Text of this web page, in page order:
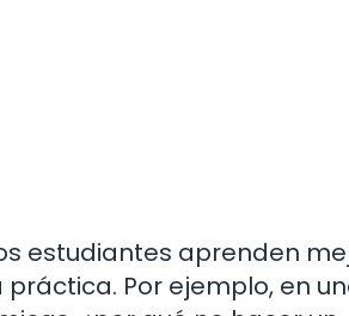
estudiantes aprenden
Por ejemplo, en